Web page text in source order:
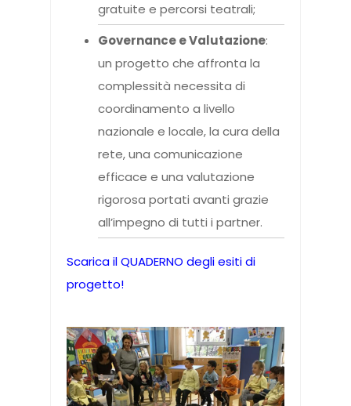
gratuite e percorsi teatrali;
Governance e Valutazione:
un progetto che affronta la
complessità necessita di
coordinamento a livello
nazionale e locale, la cura della
rete, una comunicazione
efficace e una valutazione
rigorosa portati avanti grazie
all’impegno di tutti i partner.
Scarica il QUADERNO degli esiti di
progetto!